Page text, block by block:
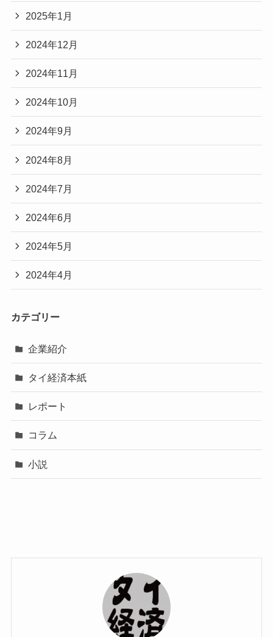
2025年1月
2024年12月
2024年11月
2024年10月
2024年9月
2024年8月
2024年7月
2024年6月
2024年5月
2024年4月
カテゴリー
企業紹介
タイ経済本紙
レポート
コラム
小説